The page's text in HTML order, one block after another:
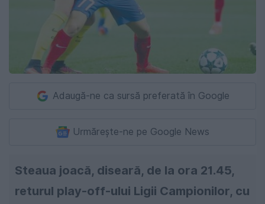
Adaugă-ne ca sursă preferată în Google
Urmărește-ne pe Google News
Steaua joacă, diseară, de la ora 21.45,
returul play-off-ului Ligii Campionilor, cu